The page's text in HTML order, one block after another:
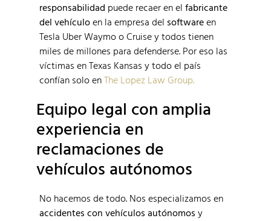
responsabilidad puede recaer en el fabricante
del vehículoen la empresa del softwareen
Tesla Uber Waymo o Cruise y todos tienen
miles de millones para defenderse. Por eso las
víctimas en Texas Kansas y todo el país
confían solo enThe Lopez Law Group.
Equipo legal con amplia
experiencia en
reclamaciones de
vehículos autónomos
No hacemos de todo. Nos especializamos en
accidentes con vehículos autónomos y